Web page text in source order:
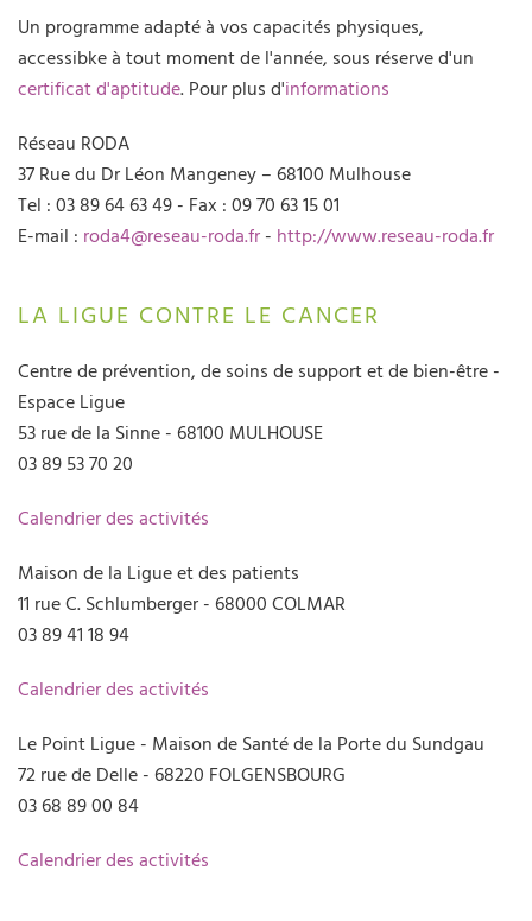
Un programme adapté à vos capacités physiques,
accessibke à tout moment de l'année, sous réserve d'un
certificat d'aptitude. Pour plus d'informations
Réseau RODA
37 Rue du Dr Léon Mangeney – 68100 Mulhouse
Tel : 03 89 64 63 49 - Fax : 09 70 63 15 01
E-mail : roda4@reseau-roda.fr - http://www.reseau-roda.fr
LA LIGUE CONTRE LE CANCER
Centre de prévention, de soins de support et de bien-être -
Espace Ligue
53 rue de la Sinne - 68100 MULHOUSE
03 89 53 70 20
Calendrier des activités
Maison de la Ligue et des patients
11 rue C. Schlumberger - 68000 COLMAR
03 89 41 18 94
Calendrier des activités
Le Point Ligue - Maison de Santé de la Porte du Sundgau
72 rue de Delle - 68220 FOLGENSBOURG
03 68 89 00 84
Calendrier des activités